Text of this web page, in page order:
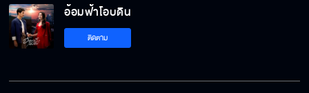
อ้อมฟ้าโอบดิน
ติดตาม